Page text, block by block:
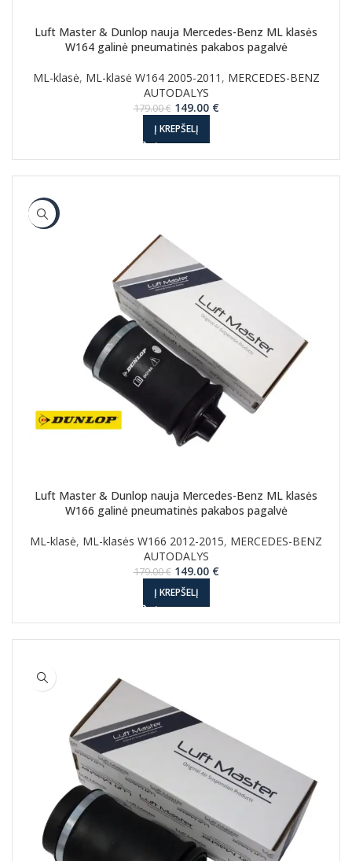
Luft Master & Dunlop nauja Mercedes-Benz ML klasės
W164 galinė pneumatinės pakabos pagalvė
ML-klasė, ML-klasė W164 2005-2011 , MERCEDES-BENZ
AUTODALYS
179.00€ Original
price
was:
149.00 €Current
Į KREPŠELĮ
-17%
Luft Master & Dunlop nauja Mercedes-Benz ML klasės
W166 galinė pneumatinės pakabos pagalvė
ML-klasė, ML-klasės W166 2012-2015, MERCEDES-BENZ
AUTODALYS
179.00€ Original
price
was:
149.00 €Current
Į KREPŠELĮ